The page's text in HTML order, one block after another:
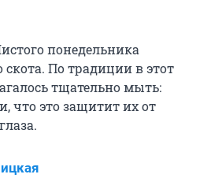
понедельника
По традиции в этот
тщательно мыть:
что это защитит их от